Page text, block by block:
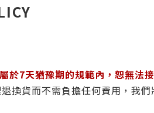
7天猶豫期的規範內，恕無法
換貨而不需負擔任何費用，我們